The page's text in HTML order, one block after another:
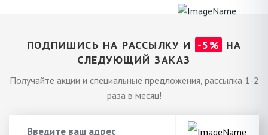
ПОДПИШИСЬ НА РАССЫЛКУ И -5%
НА
СЛЕДУЮЩИЙ ЗАКАЗ
Получайте акции и специальные предложения, рассылка 1-2
раза в месяц!